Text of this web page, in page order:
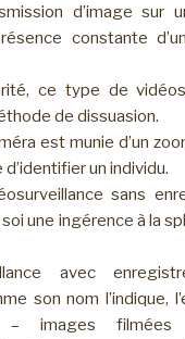
d’image sur
constante
ce type de
de dissuasion.
est munie d’un
un individu.
sans
une ingérence à la
avec
son nom l’indique,
– images